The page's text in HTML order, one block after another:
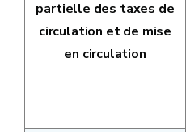
partielle des taxes de
circulation et de mise
en circulation